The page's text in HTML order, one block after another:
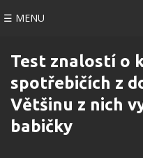
☰ MENU
Test znalostí o
spotřebičích z
Většinu z nich
babičky